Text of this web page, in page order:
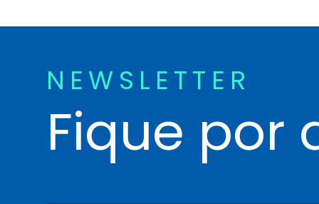
NEWSLETTER
Fique por